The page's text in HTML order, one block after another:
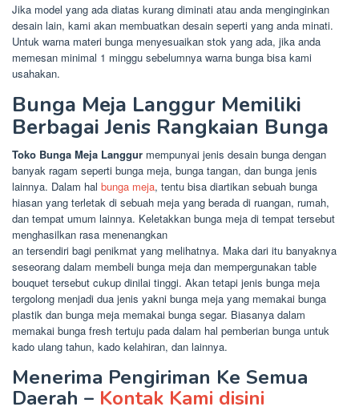
Jika model yang ada diatas kurang diminati atau anda menginginkan
desain lain, kami akan membuatkan desain seperti yang anda minati.
Untuk warna materi bunga menyesuaikan stok yang ada, jika anda
memesan minimal 1 minggu sebelumnya warna bunga bisa kami
usahakan.
Bunga Meja Langgur Memiliki
Berbagai Jenis Rangkaian Bunga
Toko Bunga Meja Langgur mempunyai jenis desain bunga dengan
banyak ragam seperti bunga meja, bunga tangan, dan bunga jenis
lainnya. Dalam hal bunga meja, tentu bisa diartikan sebuah bunga
hiasan yang terletak di sebuah meja yang berada di ruangan, rumah,
dan tempat umum lainnya. Keletakkan bunga meja di tempat tersebut
menghasilkan rasa menenangkan
an tersendiri bagi penikmat yang melihatnya. Maka dari itu banyaknya
seseorang dalam membeli bunga meja dan mempergunakan table
bouquet tersebut cukup dinilai tinggi. Akan tetapi jenis bunga meja
tergolong menjadi dua jenis yakni bunga meja yang memakai bunga
plastik dan bunga meja memakai bunga segar. Biasanya dalam
memakai bunga fresh tertuju pada dalam hal pemberian bunga untuk
kado ulang tahun, kado kelahiran, dan lainnya.
Menerima Pengiriman Ke Semua
Daerah – Kontak Kami disini